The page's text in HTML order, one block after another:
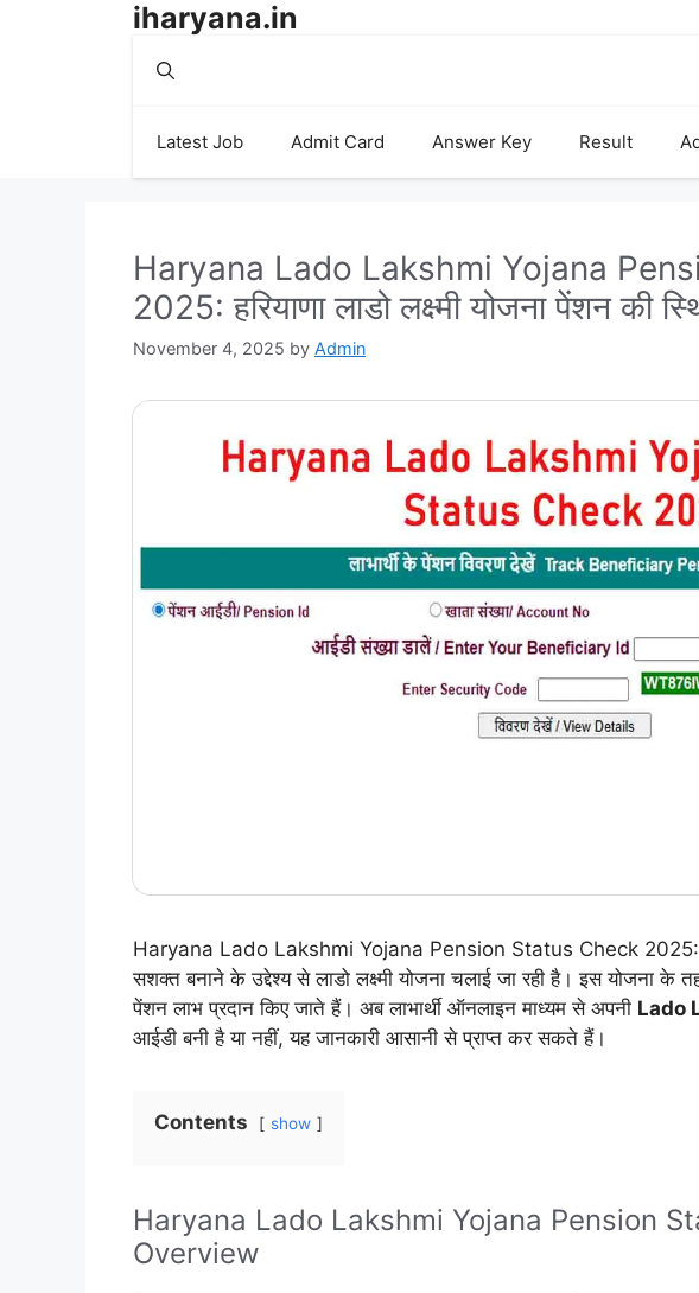
iharyana.in
Latest Job Admit Card Answer Key Result
Haryana Lado Lakshmi Yojana
2025: हरियाणा लाडो लक्ष्मी योजना पेंशन की
November 4, 2025 by Admin
Haryana Lado Lakshmi Yojana Pension Status Check 2025:
सशक्त बनाने के उद्देश्य से लाडो लक्ष्मी योजना चलाई जा रही है। इस योजना के
पेंशन लाभ प्रदान किए जाते हैं। अब लाभार्थी ऑनलाइन माध्यम से अपनी Lado
आईडी बनी है या नहीं, यह जानकारी आसानी से प्राप्त कर सकते हैं।
Contents show
Haryana Lado Lakshmi Yojana Pension
Overview